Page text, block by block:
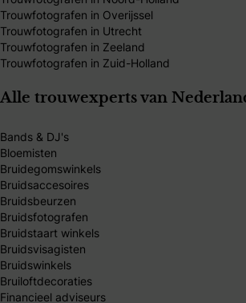
Trouwfotografen in Overijssel
Trouwfotografen in Utrecht
Trouwfotografen in Zeeland
Trouwfotografen in Zuid-Holland
Alle trouwexperts van
Bands & DJ's
Bloemisten
Bruidegomswinkels
Bruidsaccesoires
Bruidsbeurzen
Bruidsfotografen
Bruidstaart winkels
Bruidsvisagisten
Bruidswinkels
Bruiloftdecoraties
Financieel adviseurs